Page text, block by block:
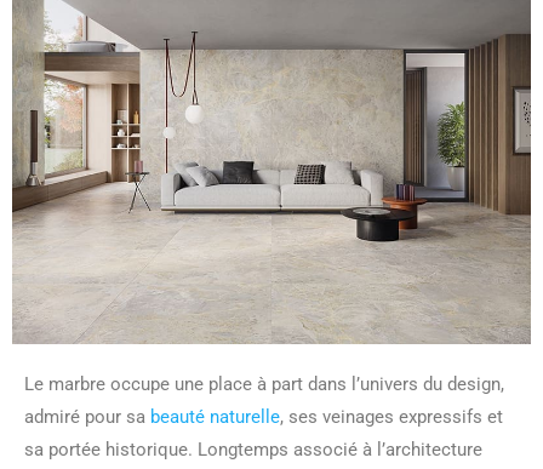
Le marbre occupe une place à part dans l’univers du design,
admiré pour sa beauté naturelle, ses veinages expressifs et
sa portée historique. Longtemps associé à l’architecture